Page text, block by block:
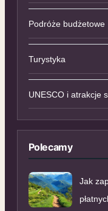
Podróże budżetowe
Turystyka
UNESCO i atrakcje
Polecamy
Jak